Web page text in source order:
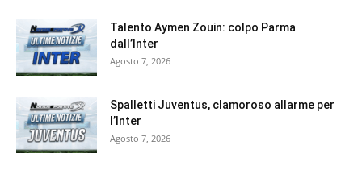
Talento Aymen Zouin: colpo Parma
dall’Inter
Agosto 7, 2026
Spalletti Juventus, clamoroso allarme per
l’Inter
Agosto 7, 2026